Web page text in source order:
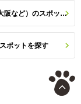
飲食店・ドッグカフェx大阪南部（堺・関西空港・東大阪など）のスポット一覧
ポットを探す